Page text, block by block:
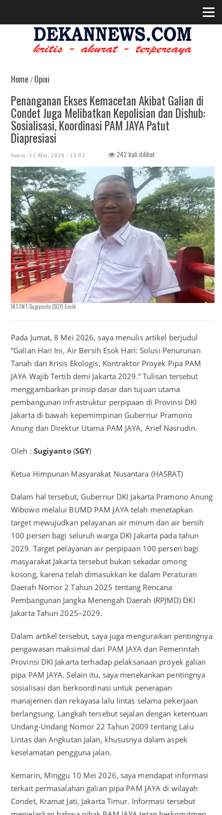
Home/Opini
Penanganan Ekses Kemacetan Akibat Galian di
Condet Juga Melibatkan Kepolisian dan Dishub:
Sosialisasi, Koordinasi PAM JAYA Patut
Diapresiasi
Senin, 11 Mei, 2026 / 15:03 242 kali dilihat
INT/INT-Sugiyanto (SGY)-Emik
Pada Jumat, 8 Mei 2026, saya menulis artikel berjudul
“Galian Hari Ini, Air Bersih Esok Hari: Solusi Penurunan
Tanah dan Krisis Ekologis, Kontraktor Proyek Pipa PAM
JAYA Wajib Tertib demi Jakarta 2029.” Tulisan tersebut
menggambarkan prinsip dasar dan tujuan utama
pembangunan infrastruktur perpipaan di Provinsi DKI
Jakarta di bawah kepemimpinan Gubernur Pramono
Anung dan Direktur Utama PAM JAYA, Arief Nasrudin.
Oleh : Sugiyanto(SGY)
Ketua Himpunan Masyarakat Nusantara (HASRAT)
Dalam hal tersebut, Gubernur DKI Jakarta Pramono Anung
Wibowo melalui BUMD PAM JAYA telah menetapkan
target mewujudkan pelayanan air minum dan air bersih
100 persen bagi seluruh warga DKI Jakarta pada tahun
2029. Target pelayanan air perpipaan 100 persen bagi
masyarakat Jakarta tersebut bukan sekadar omong
kosong, karena telah dimasukkan ke dalam Peraturan
Daerah Nomor 2 Tahun 2025 tentang Rencana
Pembangunan Jangka Menengah Daerah (RPJMD) DKI
Jakarta Tahun 2025–2029.
Dalam artikel tersebut, saya juga menguraikan pentingnya
pengawasan maksimal dari PAM JAYA dan Pemerintah
Provinsi DKI Jakarta terhadap pelaksanaan proyek galian
pipa PAM JAYA. Selain itu, saya menekankan pentingnya
sosialisasi dan berkoordinasi untuk penerapan
manajemen dan rekayasa lalu lintas selama pekerjaan
berlangsung. Langkah tersebut sejalan dengan ketentuan
Undang-Undang Nomor 22 Tahun 2009 tentang Lalu
Lintas dan Angkutan Jalan, khususnya dalam aspek
keselamatan pengguna jalan.
Kemarin, Minggu 10 Mei 2026, saya mendapat informasi
terkait permasalahan galian pipa PAM JAYA di wilayah
Condet, Kramat Jati, Jakarta Timur. Informasi tersebut